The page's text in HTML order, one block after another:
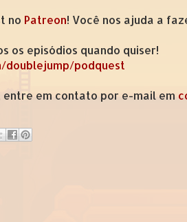
no Patreon! Você nos ajuda a
os episódios quando quiser!
podquest
entre em contato por e-mail em